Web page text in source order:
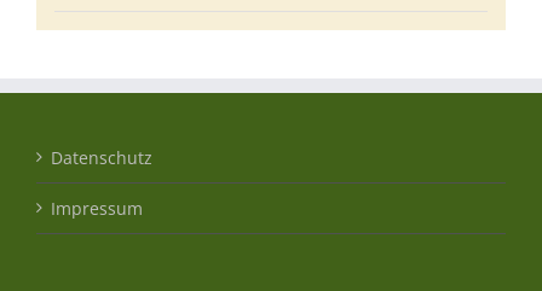
Datenschutz
Impressum